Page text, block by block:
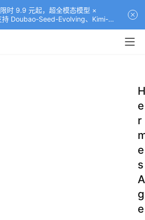
时 9.9 元起，超全模态模型 ×
持 Doubao-Seed-Evolving、Kimi-
H
e
r
e
s
A
g
e